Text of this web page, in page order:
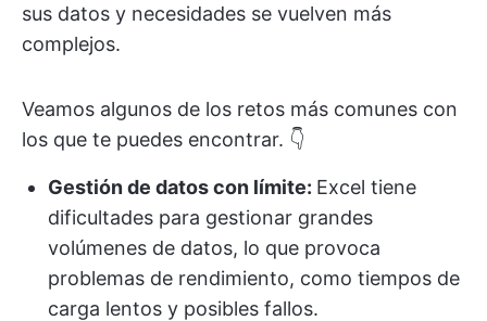
sus datos y necesidades se vuelven más
complejos.
Veamos algunos de los retos más comunes con
los que te puedes encontrar. 👇
Gestión de datos con límite: Excel tiene
dificultades para gestionar grandes
volúmenes de datos, lo que provoca
problemas de rendimiento, como tiempos de
carga lentos y posibles fallos.